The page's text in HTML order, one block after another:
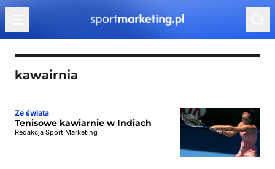
Przejdź do treści
kawairnia
Ze świata
Tenisowe kawiarnie w Indiach
Redakcja Sport Marketing